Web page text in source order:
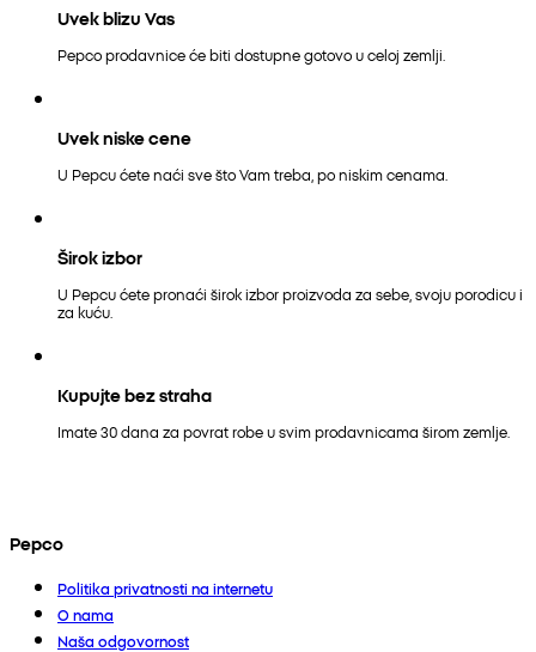
Uvek blizu Vas
Pepco prodavnice će biti dostupne gotovo u celoj zemlji.
Uvek niske cene
U Pepcu ćete naći sve što Vam treba, po niskim cenama.
Širok izbor
U Pepcu ćete pronaći širok izbor proizvoda za sebe, svoju porodicu i
za kuću.
Kupujte bez straha
Imate 30 dana za povrat robe u svim prodavnicama širom zemlje.
Pepco
Politika privatnosti na internetu
O nama
Naša odgovornost